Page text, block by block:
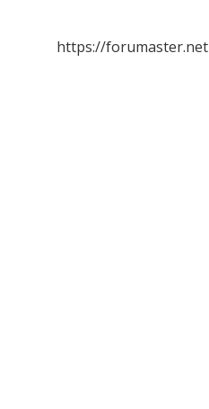
https://forumaster.net